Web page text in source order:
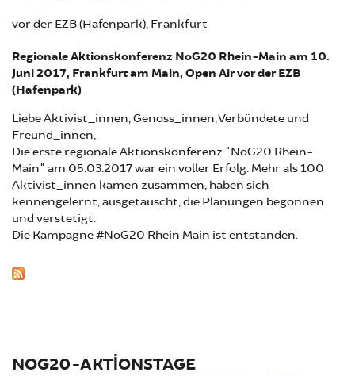
vor der EZB (Hafenpark), Frankfurt
Regionale Aktionskonferenz NoG20 Rhein-Main am 10.
Juni 2017, Frankfurt am Main, Open Air vor der EZB
(Hafenpark)
Liebe Aktivist_innen, Genoss_innen, Verbündete und
Freund_innen,
Die erste regionale Aktionskonferenz "NoG20 Rhein-
Main" am 05.03.2017 war ein voller Erfolg: Mehr als 100
Aktivist_innen kamen zusammen, haben sich
kennengelernt, ausgetauscht, die Planungen begonnen
und verstetigt.
Die Kampagne #NoG20 Rhein Main ist entstanden.
NOG20-AKTIONSTAGE